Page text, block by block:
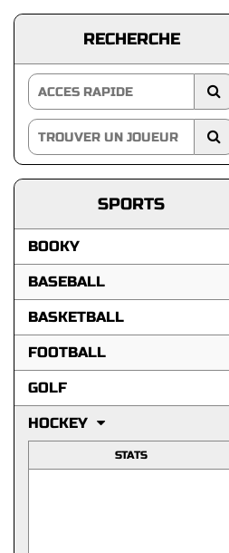
RECHERCHE
SPORTS
BOOKY
BASEBALL
BASKETBALL
FOOTBALL
GOLF
HOCKEY
STATS